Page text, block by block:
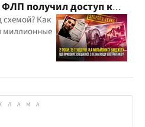
ФЛП получил доступ к
схемой? Как
миллионные